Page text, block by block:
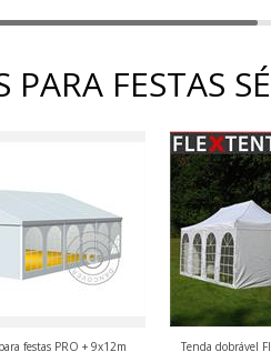
PARA FESTAS
festas PRO + 9x12m Tenda dobrável